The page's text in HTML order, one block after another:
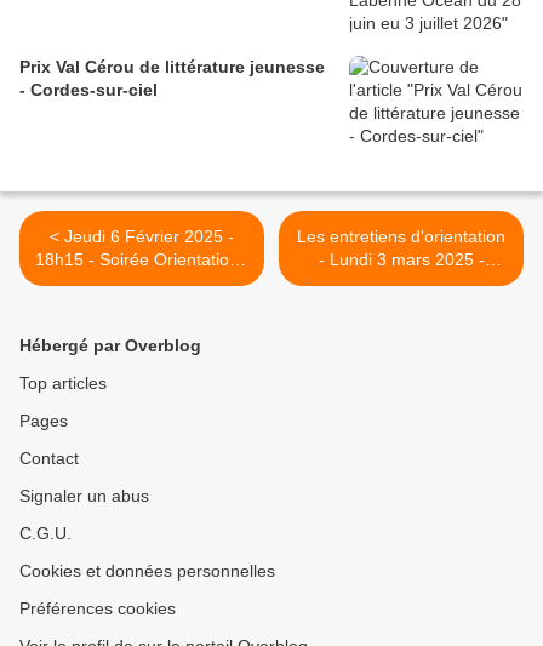
Prix Val Cérou de littérature jeunesse
- Cordes-sur-ciel
< Jeudi 6 Février 2025 -
18h15 - Soirée Orientation -
Classe de 3 ème
Les entretiens d'orientation
- Lundi 3 mars 2025 -
classes de 3 ème >
Hébergé par Overblog
Top articles
Pages
Contact
Signaler un abus
C.G.U.
Cookies et données personnelles
Préférences cookies